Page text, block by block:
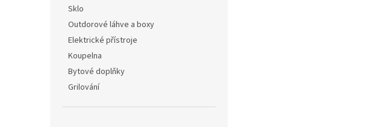
Sklo
Outdorové láhve a boxy
Elektrické přístroje
Koupelna
Bytové doplňky
Grilování